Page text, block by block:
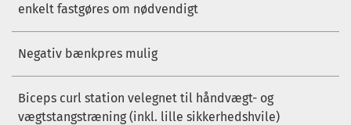
enkelt fastgøres om nødvendigt
Negativ bænkpres mulig
Biceps curl station velegnet til håndvægt- og
vægtstangstræning (inkl. lille sikkerhedshvile)